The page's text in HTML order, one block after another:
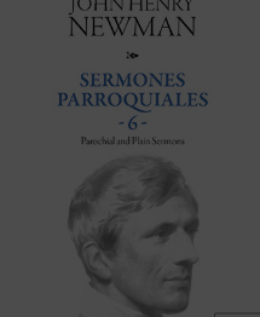
predicados a lo largo de seis años, entre
1836 y el decisivo 1841. La impresión es
que Newman seleccionó con mucho
equilibrio los veinticinco sermones de
este volumen. ...(ver ficha)